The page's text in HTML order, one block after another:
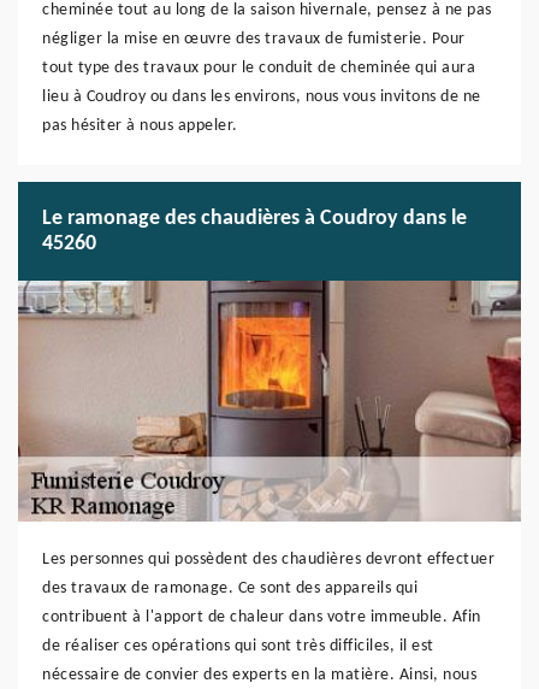
cheminée tout au long de la saison hivernale, pensez à ne pas
négliger la mise en œuvre des travaux de fumisterie. Pour
tout type des travaux pour le conduit de cheminée qui aura
lieu à Coudroy ou dans les environs, nous vous invitons de ne
pas hésiter à nous appeler.
Le ramonage des chaudières à Coudroy dans le
45260
Les personnes qui possèdent des chaudières devront effectuer
des travaux de ramonage. Ce sont des appareils qui
contribuent à l'apport de chaleur dans votre immeuble. Afin
de réaliser ces opérations qui sont très difficiles, il est
nécessaire de convier des experts en la matière. Ainsi, nous